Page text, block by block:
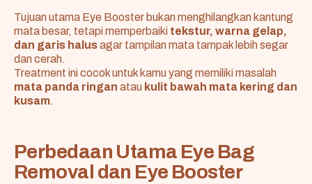
Tujuan utama Eye Booster bukan menghilangkan kantung
mata besar, tetapi memperbaiki tekstur, warna gelap,
dan garis halusagar tampilan mata tampak lebih segar
dan cerah.
Treatment ini cocok untuk kamu yang memiliki masalah
mata panda ringan atau kulit bawah mata kering dan
kusam.
Perbedaan Utama Eye Bag
Removal dan Eye Booster